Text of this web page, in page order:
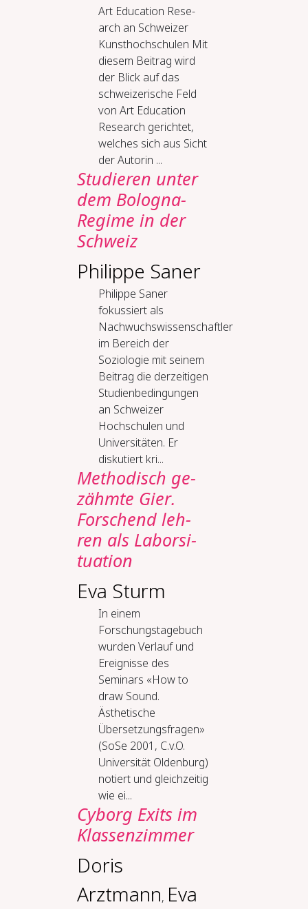
Art Edu­ca­ti­on Re­se­
arch an Schwei­zer
Kunst­hoch­schu­len Mit
diesem Beitrag wird
der Blick auf das
schweizerische Feld
von Art Education
Research gerichtet,
welches sich aus Sicht
der Autorin ...
Stu­die­ren un­ter
dem Bo­lo­gna-​
Re­gime in der
Schweiz
Philippe Saner
Philippe Saner
fokussiert als
Nachwuchswissenschaftler
im Bereich der
Soziologie mit seinem
Beitrag die derzeitigen
Studienbedingungen
an Schweizer
Hochschulen und
Universitäten. Er
diskutiert kri...
Me­tho­disch ge­
zähm­te Gier.
For­schend leh­
ren als La­bor­si­
tua­ti­on
Eva Sturm
In einem
Forschungstagebuch
wurden Verlauf und
Ereignisse des
Seminars «How to
draw Sound.
Ästhetische
Übersetzungsfragen»
(SoSe 2001, C.v.O.
Universität Oldenburg)
notiert und gleichzeitig
wie ei...
Cy­borg Exits im
Klas­sen­zim­mer
Doris
Arztmann, Eva